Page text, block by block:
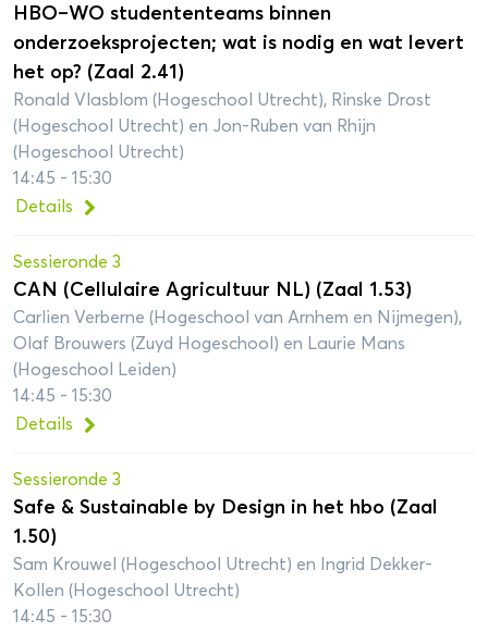
HBO–WO studententeams binnen
onderzoeksprojecten; wat is nodig en wat levert
het op? (Zaal 2.41)
Ronald Vlasblom (Hogeschool Utrecht), Rinske Drost
(Hogeschool Utrecht) en Jon-Ruben van Rhijn
(Hogeschool Utrecht)
14:45 - 15:30
Details
Sessieronde 3
CAN (Cellulaire Agricultuur NL) (Zaal 1.53)
Carlien Verberne (Hogeschool van Arnhem en Nijmegen),
Olaf Brouwers (Zuyd Hogeschool) en Laurie Mans
(Hogeschool Leiden)
14:45 - 15:30
Details
Sessieronde 3
Safe & Sustainable by Design in het hbo (Zaal
1.50)
Sam Krouwel (Hogeschool Utrecht) en Ingrid Dekker-
Kollen (Hogeschool Utrecht)
14:45 - 15:30